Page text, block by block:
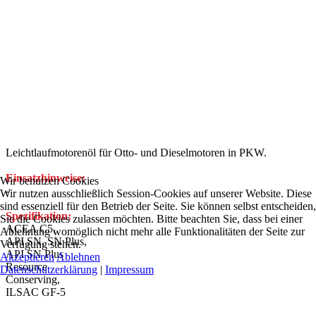
Leichtlaufmotorenöl für Otto- und Dieselmotoren in PKW.
Einsatzhinweise:
-
Spezifikation:
ACEA C5,
API SN, SN Plus,
API SN Plus
Resource
Conserving,
ILSAC GF-5
Wir benutzen Cookies
Wir nutzen ausschließlich Session-Cookies auf unserer Website. Diese
sind essenziell für den Betrieb der Seite. Sie können selbst
Sie die Cookies zulassen möchten. Bitte beachten Sie, dass bei einer
Ablehnung womöglich nicht mehr alle Funktionalitäten der Seite zur
Verfügung stehen.
AkzeptierenAblehnen
Datenschutzerklärung | Impressum